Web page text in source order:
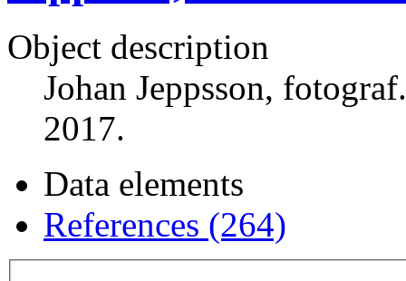
Object description
Johan Jeppsson,
2017.
Data elements
References (264)